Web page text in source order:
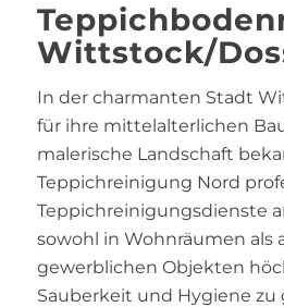
Wittstock/
In der charmanten Stadt
für ihre mittelalterlichen
malerische Landschaft
Teppichreinigung Nord
Teppichreinigungsdienste
sowohl in Wohnräumen als
gewerblichen Objekten
Sauberkeit und Hygiene zu